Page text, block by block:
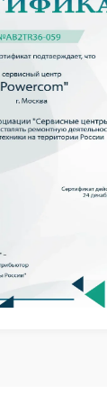
стоит
и избежать
рядом с
к стене.
Также
при